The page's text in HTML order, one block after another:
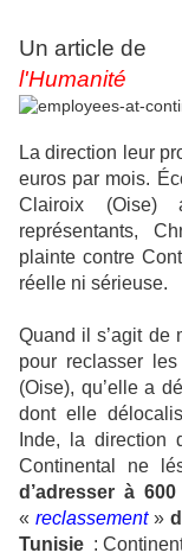
Un article de
l'Humanité
La direction leur
euros par mois.
Clairoix
représentants,
plainte contre
réelle ni sérieuse.
Quand il s’agit de
pour reclasser
(Oise), qu’elle a
dont elle
Inde, la direction
Continental ne
d’adresser à
« reclassement»
Tunisie :